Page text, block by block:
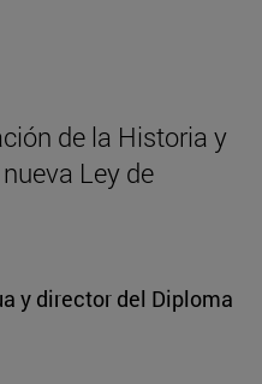
de la Historia y
Ley de
y director del Diploma